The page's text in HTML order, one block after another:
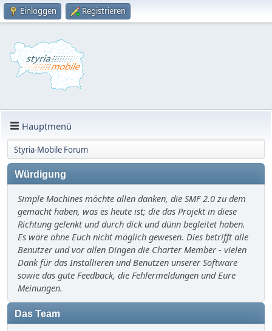
Einloggen Registrieren
Hauptmenü
Styria-Mobile Forum
Würdigung
Simple Machines möchte allen danken, die SMF 2.0 zu dem
gemacht haben, was es heute ist; die das Projekt in diese
Richtung gelenkt und durch dick und dünn begleitet haben.
Es wäre ohne Euch nicht möglich gewesen. Dies betrifft alle
Benutzer und vor allen Dingen die Charter Member - vielen
Dank für das Installieren und Benutzen unserer Software
sowie das gute Feedback, die Fehlermeldungen und Eure
Meinungen.
Das Team